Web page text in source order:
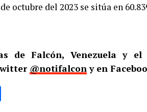
octubre del 2023 se sitúa en
de Falcón, Venezuela y
@notifalcony en